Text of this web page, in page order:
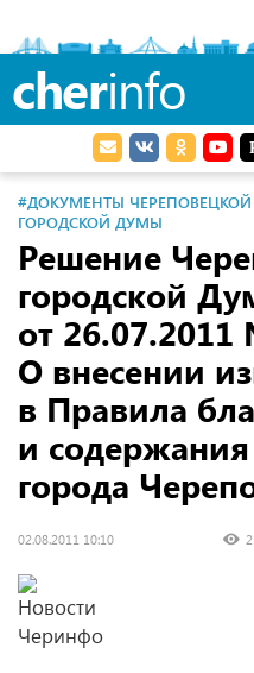
cherinfo
#ДОКУМЕНТЫ
ГОРОДСКОЙ ДУМЫ
Решение
городской
от 26.07.2011
О внесении
в Правила
и
города
02.08.2011 10:10